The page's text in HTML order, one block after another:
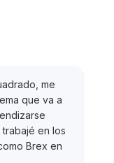
me
que va a
en los
Brex en